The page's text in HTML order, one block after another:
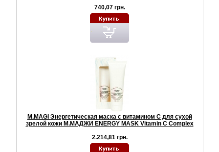
740,07 грн.
M.MAGI Энергетическая маска с витамином С для сухой
зрелой кожи М.МАДЖИ ENERGY MASK Vitamin C Complex
2.214,81 грн.